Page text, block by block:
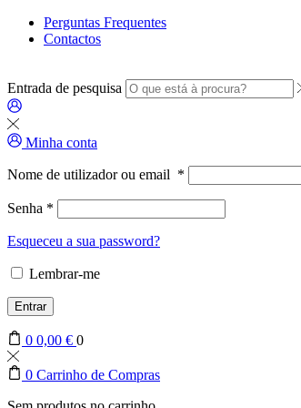
Perguntas Frequentes
Contactos
Entrada de pesquisa
Minha conta
Nome de utilizador ou email *
Senha *
Esqueceu a sua password?
Lembrar-me
Entrar
0 0,00 € 0
0 Carrinho de Compras